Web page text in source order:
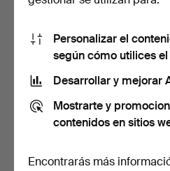
22 USDPersonalizar el
según cómo utilices
Desarrollar y mejorar
Mostrarte y
contenidos en sitios
Encontrarás más